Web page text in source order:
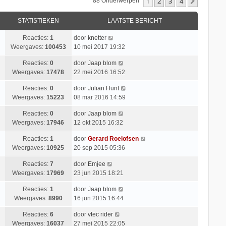
STATISTIEKEN LAATSTE BERICHT
Reacties:1
Weergaves: 100453
door knetter
10 mei 2017 19:32
Reacties:0
Weergaves:17478
door Jaap blom
22 mei 2016 16:52
Reacties:0
Weergaves:15223
door Julian Hunt
08 mar 2016 14:59
Reacties:0
Weergaves:17946
door Jaap blom
12 okt 2015 16:32
Reacties:1
Weergaves:10925
door Gerard Roelofsen
20 sep 2015 05:36
Reacties:7
Weergaves:17969
door Emjee
23 jun 2015 18:21
Reacties:1
Weergaves: 8990
door Jaap blom
16 jun 2015 16:44
Reacties:6
Weergaves:16037
door vtec rider
27 mei 2015 22:05